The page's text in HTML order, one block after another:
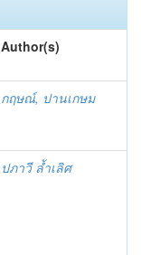
Author(s)
กฤษณ์, ปานเกษม
ปภาวี ล้ำเลิศ